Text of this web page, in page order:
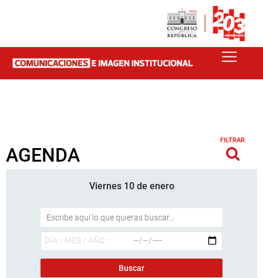
AGENDA
FILTRAR
Viernes 10 de enero